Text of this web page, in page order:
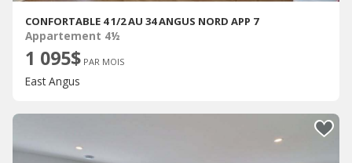
CONFORTABLE 4 1/2 AU 34 ANGUS NORD APP 7
Appartement 4½
1 095$ PAR MOIS
East Angus